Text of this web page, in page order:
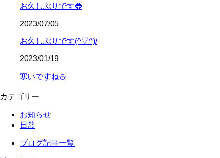
お久しぶりです🐸
2023/07/05
お久しぶりです(^▽^)/
2023/01/19
寒いですね⛄
カテゴリー
お知らせ
日常
ブログ記事一覧